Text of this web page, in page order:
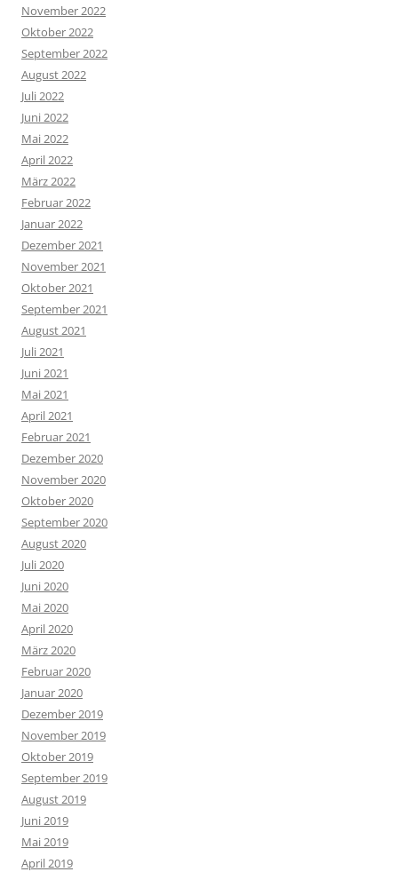
November 2022
Oktober 2022
September 2022
August 2022
Juli 2022
Juni 2022
Mai 2022
April 2022
März 2022
Februar 2022
Januar 2022
Dezember 2021
November 2021
Oktober 2021
September 2021
August 2021
Juli 2021
Juni 2021
Mai 2021
April 2021
Februar 2021
Dezember 2020
November 2020
Oktober 2020
September 2020
August 2020
Juli 2020
Juni 2020
Mai 2020
April 2020
März 2020
Februar 2020
Januar 2020
Dezember 2019
November 2019
Oktober 2019
September 2019
August 2019
Juni 2019
Mai 2019
April 2019